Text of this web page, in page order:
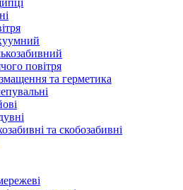
повітря
та герметика
та скобозабивні